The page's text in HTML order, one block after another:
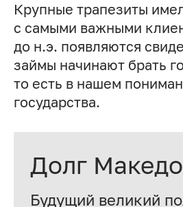
Крупные трапезиты
с самыми важными
до н.э. появляются
займы начинают брать
то есть в нашем
государства.
Долг
Будущий великий